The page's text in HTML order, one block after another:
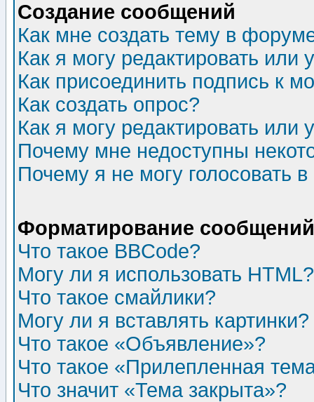
Создание сообщений
Как мне создать тему в
Как я могу редактировать или
Как присоединить подпись к
Как создать опрос?
Как я могу редактировать или
Почему мне недоступны
Почему я не могу голосовать
Форматирование
Что такое BBCode?
Могу ли я использовать HTML?
Что такое смайлики?
Могу ли я вставлять картинки?
Что такое «Объявление»?
Что такое «Прилепленная
Что значит «Тема закрыта»?